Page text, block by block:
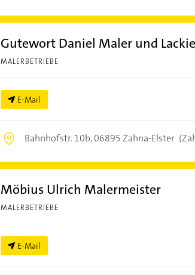
Gutewort Daniel Maler und
MALERBETRIEBE
E-Mail
Bahnhofstr. 10b,06895 Zahna-Elster
Möbius Ulrich Malermeister
MALERBETRIEBE
E-Mail